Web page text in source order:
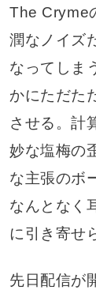
The Cryme
潤なノイズ
なってしま
かにただた
させる。計
妙な塩梅の
な主張のボ
なんとなく
に引き寄せ
先日配信が